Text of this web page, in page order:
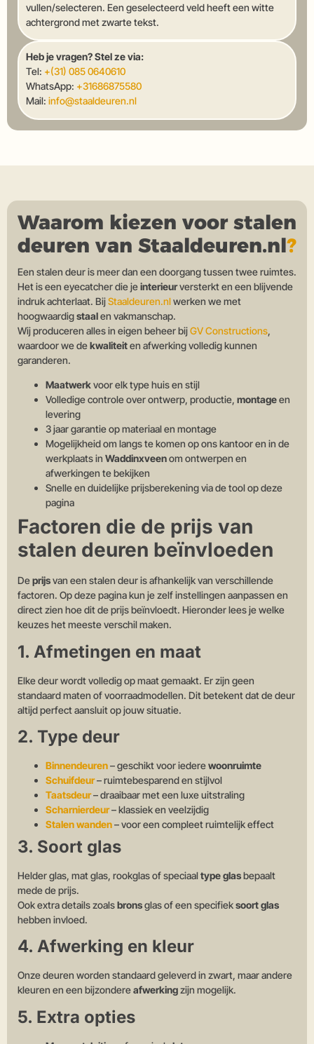
vullen/selecteren. Een geselecteerd veld heeft een witte
achtergrond met zwarte tekst.
Heb je vragen? Stel ze via:
Tel: +(31) 085 0640610
WhatsApp: +31686875580
Mail: info@staaldeuren.nl
Waarom kiezen voor stalen
deuren van Staaldeuren.nl?
Een stalen deur is meer dan een doorgang tussen twee ruimtes.
Het is een eyecatcher die jeinterieurversterkt en een blijvende
indruk achterlaat. BijStaaldeuren.nlwerken we met
hoogwaardigstaalen vakmanschap.
Wij produceren alles in eigen beheer bijGV Constructions,
waardoor we dekwaliteiten afwerking volledig kunnen
garanderen.
Maatwerkvoor elk type huis en stijl
Volledige controle over ontwerp, productie, montageen
levering
3 jaar garantie op materiaal en montage
Mogelijkheid om langs te komen op ons kantoor en in de
werkplaats in Waddinxveenom ontwerpen en
afwerkingen te bekijken
Snelle en duidelijke prijsberekening via de tool op deze
pagina
Factoren die de prijs van
stalen deuren beïnvloeden
Deprijsvan een stalen deur is afhankelijk van verschillende
factoren. Op deze pagina kun je zelf instellingen aanpassen en
direct zien hoe dit de prijs beïnvloedt. Hieronder lees je welke
keuzes het meeste verschil maken.
1. Afmetingen en maat
Elke deur wordt volledig op maat gemaakt. Er zijn geen
standaard maten of voorraadmodellen. Dit betekent dat de deur
altijd perfect aansluit op jouw situatie.
2. Type deur
Binnendeuren– geschikt voor iederewoonruimte
Schuifdeur– ruimtebesparend en stijlvol
Taatsdeur– draaibaar met een luxe uitstraling
Scharnierdeur– klassiek en veelzijdig
Stalen wanden– voor een compleet ruimtelijk effect
3. Soort glas
Helder glas, mat glas, rookglas of speciaaltype glasbepaalt
mede de prijs.
Ook extra details zoalsbronsglas of een specifieksoort glas
hebben invloed.
4. Afwerking en kleur
Onze deuren worden standaard geleverd in zwart, maar andere
kleuren en een bijzondereafwerkingzijn mogelijk.
5. Extra opties